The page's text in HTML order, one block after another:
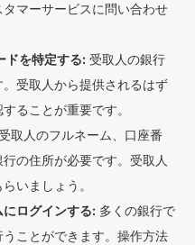
マーサービスに問い合わせ
ドを特定する: 受取人の銀行
受取人から提供されるはず
ることが重要です。
取人のフルネーム、口座番
の住所が必要です。受取人
いましょう。
ログインする: 多くの銀行で
ことができます。操作方法